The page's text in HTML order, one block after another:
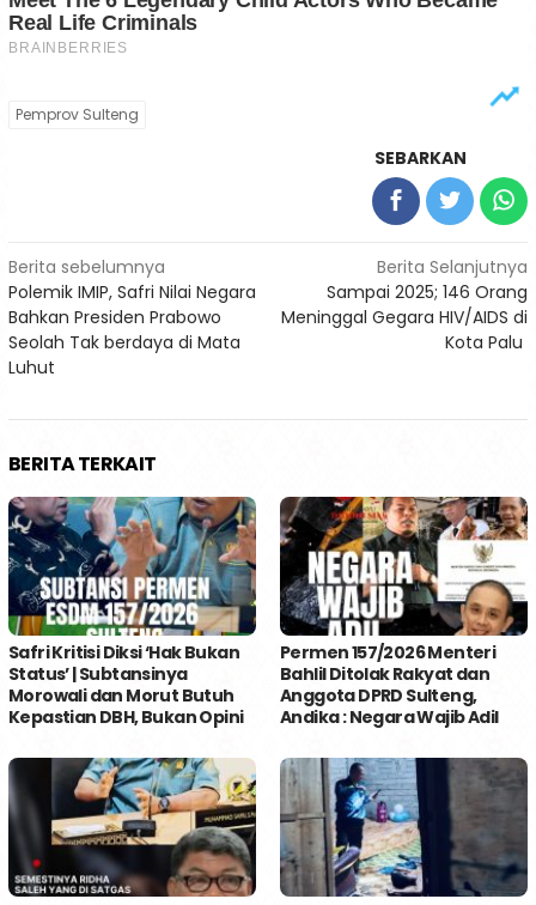
Pemprov Sulteng
SEBARKAN
Navigasi
pos
Berita sebelumnya
Polemik IMIP, Safri Nilai Negara
Bahkan Presiden Prabowo
Seolah Tak berdaya di Mata
Luhut
Berita Selanjutnya
Sampai 2025; 146 Orang
Meninggal Gegara HIV/AIDS di
Kota Palu
BERITA TERKAIT
Safri Kritisi Diksi ‘Hak Bukan
Status’ | Subtansinya
Morowali dan Morut Butuh
Kepastian DBH, Bukan Opini
Permen 157/2026 Menteri
Bahlil Ditolak Rakyat dan
Anggota DPRD Sulteng,
Andika : Negara Wajib Adil